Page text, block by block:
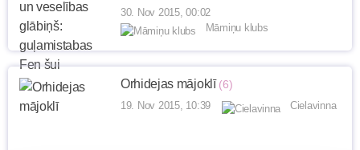
30. Nov 2015, 00:02
Māmiņu klubs
Orhidejas mājoklī (6)
19. Nov 2015, 10:39 Cielavinna